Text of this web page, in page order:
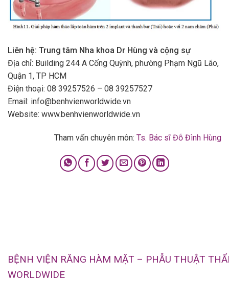
Liên hệ: Trung tâm Nha khoa Dr Hùng và cộng sự
Địa chỉ: Building 244 A Cống Quỳnh, phường Phạm Ngũ Lão,
Quận 1, TP HCM
Điện thoại: 08 39257526 – 08 39257527
Email: info@benhvienworldwide.vn
Website: www.benhvienworldwide.vn
Tham vấn chuyên môn: Ts. Bác sĩ Đỗ Đình Hùng
BỆNH VIỆN RĂNG HÀM MẶT – PHẪU THUẬT
WORLDWIDE